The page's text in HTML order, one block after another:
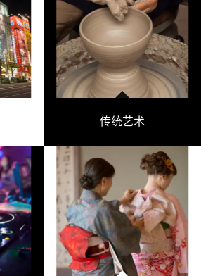
传统艺术